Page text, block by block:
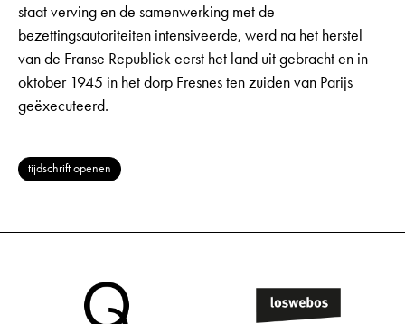
staat verving en de samenwerking met de
bezettingsautoriteiten intensiveerde, werd na het herstel
van de Franse Republiek eerst het land uit gebracht en in
oktober 1945 in het dorp Fresnes ten zuiden van Parijs
geëxecuteerd.
tijdschrift openen